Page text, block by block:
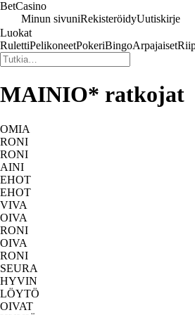
BetCasino
Minun sivuniRekisteröidyUutiskirje
Luokat
RulettiPelikoneetPokeriBingoArpajaiset
MAINIO* ratkojat
OMIA
RONI
RONI
AINI
EHOT
EHOT
VIVA
OIVA
RONI
OIVA
RONI
SEURA
HYVIN
LÖYTÖ
OIVAT